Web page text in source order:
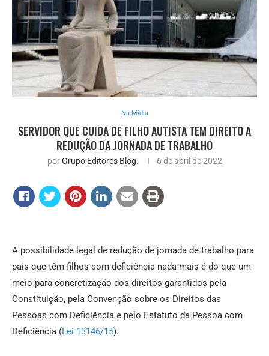
Na Mídia
SERVIDOR QUE CUIDA DE FILHO AUTISTA TEM DIREITO A
REDUÇÃO DA JORNADA DE TRABALHO
porGrupo Editores Blog. 6 de abril de 2022
A possibilidade legal de redução de jornada de trabalho para
pais que têm filhos com deficiência nada mais é do que um
meio para concretização dos direitos garantidos pela
Constituição, pela Convenção sobre os Direitos das
Pessoas com Deficiência e pelo Estatuto da Pessoa com
Deficiência (Lei 13146/15).